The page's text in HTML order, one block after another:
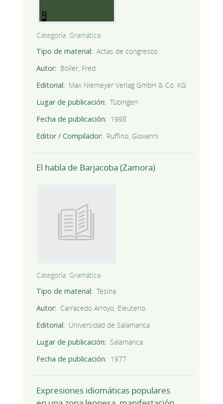
Categoría: Gramática
Tipo de material
Actas de congresos
Autor
Boller, Fred
Editorial
Max Niemeyer Verlag GmbH & Co. KG
Lugar de publicación
Tübingen
Fecha de publicación
1998
Editor / Compilador
Ruffino, Giovanni
El habla de Barjacoba (Zamora)
Categoría: Gramática
Tipo de material
Tesina
Autor
Carracedo Arroyo, Eleuterio
Editorial
Universidad de Salamanca
Lugar de publicación
Salamanca
Fecha de publicación
1977
Expresiones idiomáticas populares